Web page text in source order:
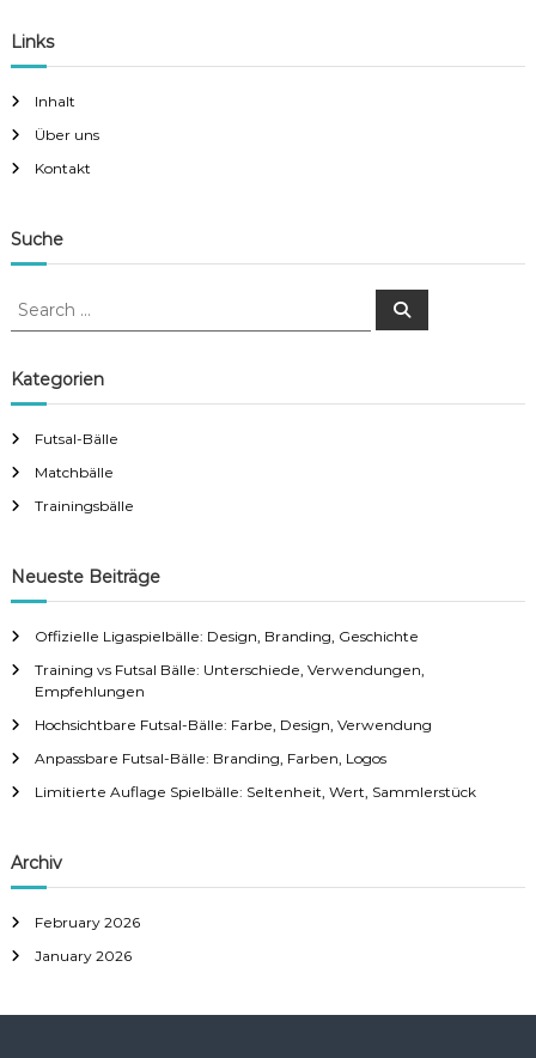
Links
Inhalt
Über uns
Kontakt
Suche
S
r
c
f
o
r
S
Kategorien
Futsal-Bälle
Matchbälle
Trainingsbälle
Neueste Beiträge
Offizielle Ligaspielbälle: Design, Branding, Geschichte
Training vs Futsal Bälle: Unterschiede, Verwendungen,
Empfehlungen
Hochsichtbare Futsal-Bälle: Farbe, Design, Verwendung
Anpassbare Futsal-Bälle: Branding, Farben, Logos
Limitierte Auflage Spielbälle: Seltenheit, Wert, Sammlerstück
Archiv
February 2026
January 2026